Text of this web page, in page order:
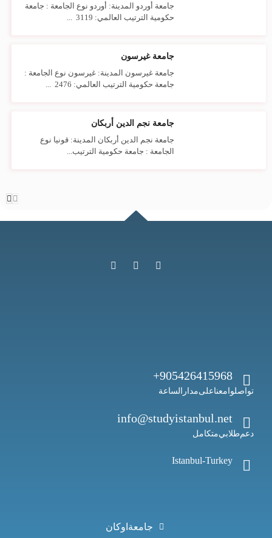
جامعة أوردو المدينة: أوردو نوع الجامعة : جامعة
حكومية الترتيب العالمي: 3119 ...
جامعة غيرسون
جامعة غيرسون المدينة: غيرسون نوع الجامعة :
جامعة حكومية الترتيب العالمي: 2476 ...
جامعة نجم الدين أربكان
جامعة نجم الدين أربكان المدينة: قونيا نوع
الجامعة : جامعة حكومية الترتيب...
905426415968+
تواصلوا معنا على مدار الساعة
info@studyistanbul.net
دعم طلابي متكامل
Istanbul -Turkey
جامعة اوكان